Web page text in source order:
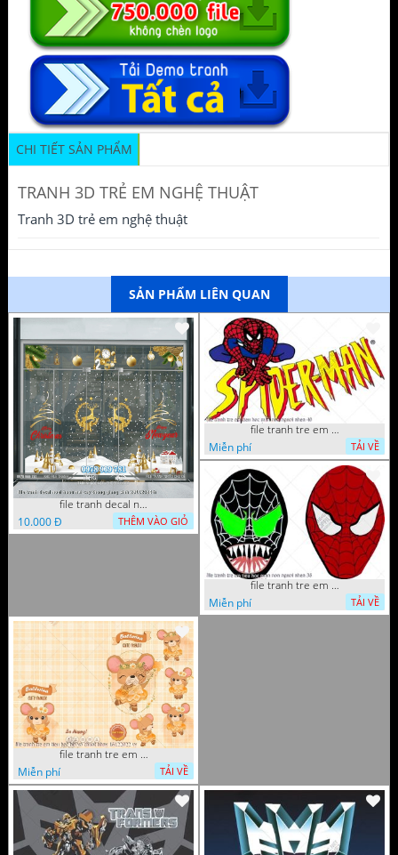
CHI TIẾT SẢN PHẨM
TRANH 3D TRẺ EM NGHỆ THUẬT
Tranh 3D trẻ em nghệ thuật
SẢN PHẨM LIÊN QUAN
file tranh decal noel huou nai cay thong giang sinh 28112024 h
10.000 Đ
THÊM VÀO GIỎ
file tranh tre em tieu hoc man non nguoi nhen 40
Miễn phí
TẢI VỀ
file tranh tre em tieu hoc man non nguoi nhen 36
Miễn phí
TẢI VỀ
file tranh tre em tieu hoc bia vo chuot nhay 16122022 vy
Miễn phí
TẢI VỀ